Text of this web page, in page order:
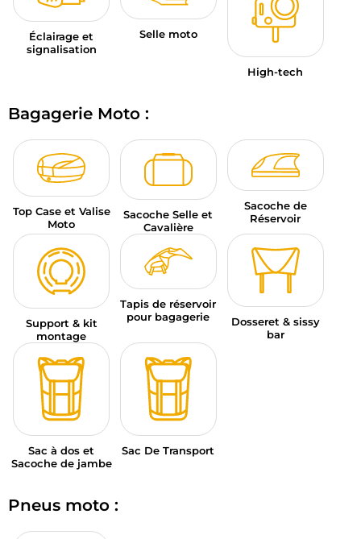
Éclairage et
signalisation
Selle moto
High-tech
Bagagerie Moto :
Top Case et Valise
Moto
Sacoche Selle et
Cavalière
Sacoche de
Réservoir
Support & kit
montage
Tapis de réservoir
pour bagagerie
Dosseret & sissy
bar
Sac à dos et
Sacoche de jambe
Sac De Transport
Pneus moto :